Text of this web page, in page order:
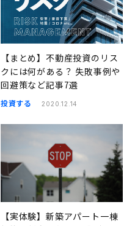
【まとめ】不動産投資のリス
クには何がある？ 失敗事例や
回避策など記事7選
投資する 2020.12.14
【実体験】新築アパート一棟